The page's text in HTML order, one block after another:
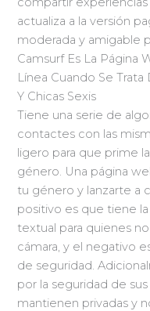
actualiza a la versión
moderada y amigable
Camsurf Es La Página
Línea Cuando Se Trata
Y Chicas Sexis
Tiene una serie de
contactes con las
ligero para que prime
género. Una página
tu género y lanzarte a
positivo es que tiene
textual para quienes
cámara, y el negativo
de seguridad.
por la seguridad de
mantienen privadas y